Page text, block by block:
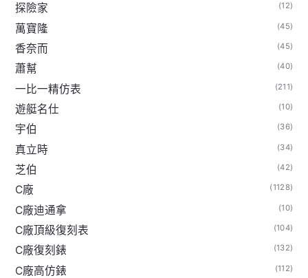
探險家 (12)
萬寶隆 (45)
香奈而 (45)
蕭幫 (40)
一比一精仿表 (211)
遊艇名仕 (10)
宇伯 (36)
真立時 (34)
芝伯 (42)
C廠 (1128)
C廠迪通拿 (10)
C廠頂級復刻表 (104)
C廠復刻錶 (132)
C廠高仿錶 (112)